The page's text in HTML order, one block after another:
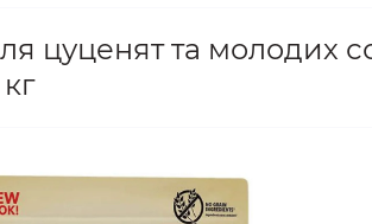
цуценят та молодих